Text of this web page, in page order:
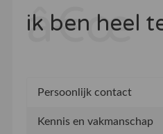
ik ben heel
Persoonlijk contact
Kennis en vakmanschap